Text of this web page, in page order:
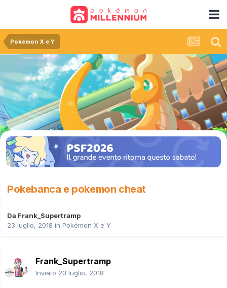
Pokémon X e Y
Pokebanca e pokemon cheat
Da Frank_Supertramp
23 luglio, 2018 in Pokémon X e Y
Frank_Supertramp
Inviato 23 luglio, 2018